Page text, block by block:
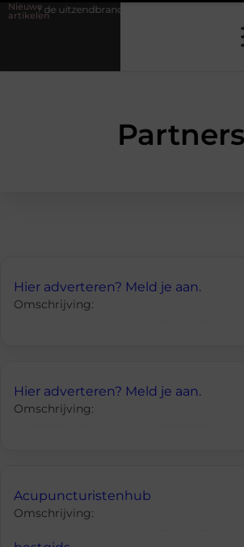
Nieuwe
artikelen
de uitzendbranche helpt je efficiënter werken
Partners
Hier adverteren? Meld je aan.
Omschrijving:
Hier adverteren? Meld je aan.
Omschrijving:
Acupuncturistenhub
Omschrijving: